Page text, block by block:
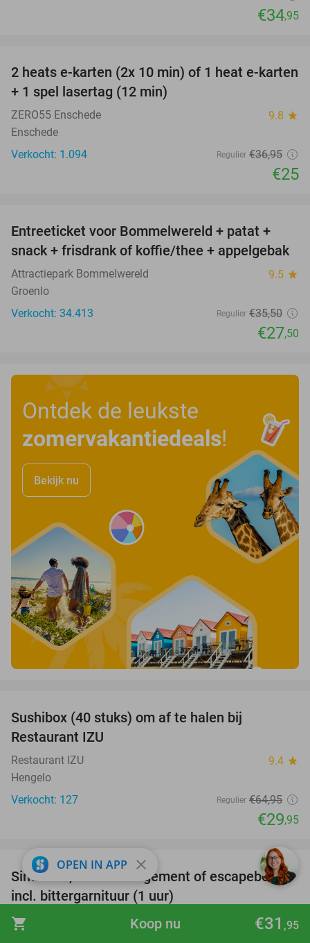
shopping_cart €31 ,95
Koop nu
€34,95
32%
2 heats e-karten (2x 10 min) of 1 heat e-karten
+ 1 spel lasertag (12 min)
ZERO55 Enschede 9.8 star
Enschede
Verkocht: 1.094
Regulier €36,95
€25
23%
Entreeticket voor Bommelwereld + patat +
snack + frisdrank of koffie/thee + appelgebak
Attractiepark Bommelwereld 9.5 star
Groenlo
Verkocht: 34.413
Regulier €35,50
€27,50
Ontdek de leukste
zomervakantiedeals!
Bekijk nu
Sushibox (40 stuks) om af te halen bij
Restaurant IZU
Restaurant IZU 9.4 star
Hengelo
Verkocht: 127
Regulier €64,95
€29,95
50%
Simracen, all-in-arrangement of escapebox
incl. bittergarnituur (1 uur)
Diekmania Enschede 8.7 star
OPEN IN APP close